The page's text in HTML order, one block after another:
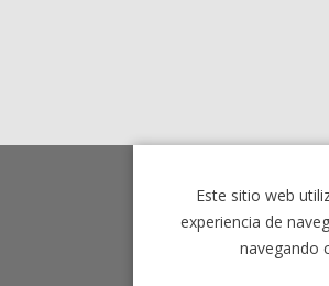
Este sitio web
experiencia de
navegando